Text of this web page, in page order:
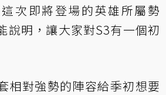
次即將登場的英雄所屬勢
說明，讓大家對S3有一個初
相對強勢的陣容給季初想要